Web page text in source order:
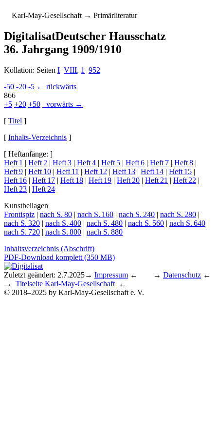
Karl-May-Gesellschaft → Primärliteratur
DigitalisatDeutscher Hausschatz
36. Jahrgang 1909/1910
Kollation: Seiten I–VIII, 1–952
-50 -20 -5 ← rückwärts
866
+5 +20 +50
vorwärts →
[ Titel ]
[ Inhalts-Verzeichnis ]
[ Heftanfänge: ]
Heft 1 | Heft 2 | Heft 3 | Heft 4 | Heft 5 | Heft 6 | Heft 7 | Heft 8 |
Heft 9 | Heft 10 | Heft 11 | Heft 12 | Heft 13 | Heft 14 | Heft 15 |
Heft 16 | Heft 17 | Heft 18 | Heft 19 | Heft 20 | Heft 21 | Heft 22 |
Heft 23 | Heft 24
Kunstbeilagen
Frontispiz | nach S. 80 | nach S. 160 | nach S. 240 | nach S. 280 |
nach S. 320 | nach S. 400 | nach S. 480 | nach S. 560 | nach S. 640 |
nach S. 720 | nach S. 800 | nach S. 880
Inhaltsverzeichnis (Abschrift)
PDF-Download komplett (350 MB)
Zuletzt geändert: 2.7.2025→ Impressum ← → Datenschutz ←
→ Titelseite Karl-May-Gesellschaft ←
© 2018–2025 by Karl-May-Gesellschaft e. V.